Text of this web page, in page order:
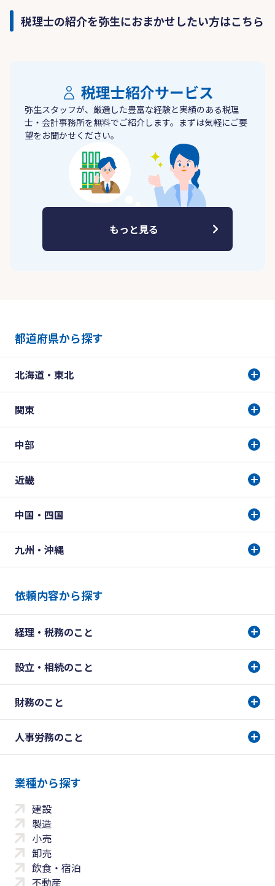
税理士の紹介を弥生におまかせしたい方はこちら
税理士紹介サービス
弥生スタッフが、厳選した豊富な経験と実績のある税理
士・会計事務所を無料でご紹介します。まずは気軽にご要
望をお聞かせください。
もっと見る
都道府県から探す
北海道・東北
関東
中部
近畿
中国・四国
九州・沖縄
依頼内容から探す
経理・税務のこと
設立・相続のこと
財務のこと
人事労務のこと
業種から探す
建設
製造
小売
卸売
飲食・宿泊
不動産